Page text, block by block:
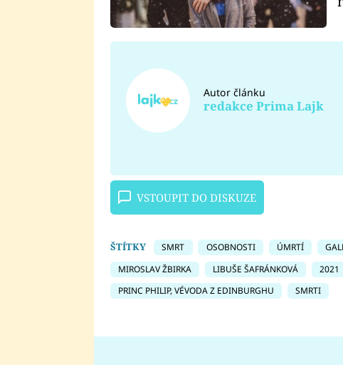
Autor článku
redakce Prima Lajk
VSTOUPIT DO DISKUZE
ŠTÍTKY SMRT OSOBNOSTI ÚMRTÍ
MIROSLAV ŽBIRKA
LIBUŠE ŠAFRÁNKOVÁ 2021
PRINC PHILIP, VÉVODA Z EDINBURGHU
SMRTI